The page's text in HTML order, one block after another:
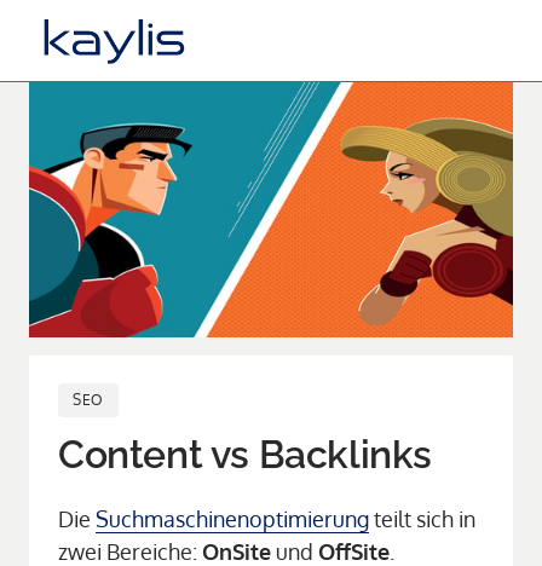
SEO
Content vs Backlinks
Die Suchmaschinenoptimierung teilt sich in
zwei Bereiche: OnSite und OffSite